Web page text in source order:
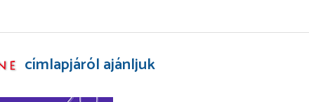
címlapjáról ajánljuk